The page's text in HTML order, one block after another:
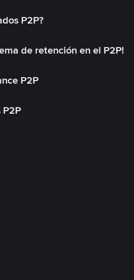
P2P?
de retención en el P2P!
P2P